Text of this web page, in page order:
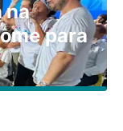
na
para